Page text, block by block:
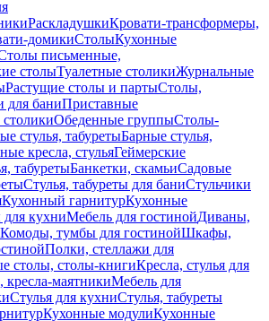
РаскладушкиКровати-трансформеры,
домикиСтолыКухонные
письменные,
столыТуалетные столикиЖурнальные
Растущие столы и партыСтолы,
для баниПриставные
Обеденные группыСтолы-
стулья, табуретыБарные стулья,
кресла, стульяГеймерские
табуретыБанкетки, скамьиСадовые
Стулья, табуреты для баниСтульчики
Кухонный гарнитурКухонные
кухниМебель для гостинойДиваны,
Комоды, тумбы для гостинойШкафы,
Полки, стеллажи для
столы, столы-книгиКресла, стулья для
кресла-маятникиМебель для
Стулья для кухниСтулья, табуреты
Кухонные модулиКухонные